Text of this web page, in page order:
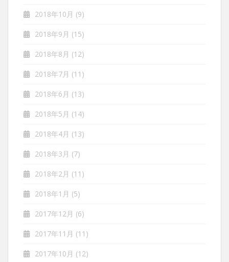
2018年10月 (9)
2018年9月 (15)
2018年8月 (12)
2018年7月 (11)
2018年6月 (13)
2018年5月 (14)
2018年4月 (13)
2018年3月 (7)
2018年2月 (11)
2018年1月 (5)
2017年12月 (6)
2017年11月 (11)
2017年10月 (12)